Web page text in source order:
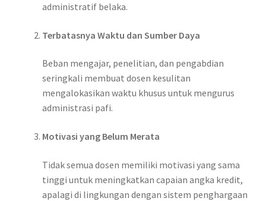
administratif belaka.
Terbatasnya Waktu dan Sumber Daya
Beban mengajar, penelitian, dan pengabdian
seringkali membuat dosen kesulitan
mengalokasikan waktu khusus untuk mengurus
administrasi pafi.
Motivasi yang Belum Merata
Tidak semua dosen memiliki motivasi yang sama
tinggi untuk meningkatkan capaian angka kredit,
apalagi di lingkungan dengan sistem penghargaan